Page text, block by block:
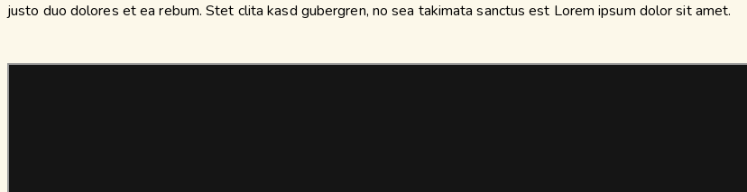
justo duo dolores et ea rebum. Stet clita kasd gubergren, no sea takimata sanctus est Lorem ipsum dolor sit amet.